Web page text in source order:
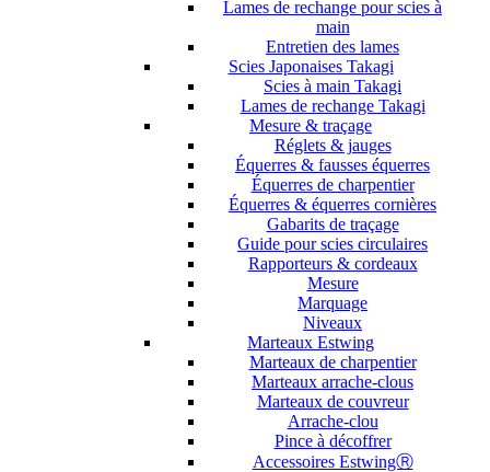
Lames de rechange pour scies à
main
Entretien des lames
Scies Japonaises Takagi
Scies à main Takagi
Lames de rechange Takagi
Mesure & traçage
Réglets & jauges
Équerres & fausses équerres
Équerres de charpentier
Équerres & équerres cornières
Gabarits de traçage
Guide pour scies circulaires
Rapporteurs & cordeaux
Mesure
Marquage
Niveaux
Marteaux Estwing
Marteaux de charpentier
Marteaux arrache-clous
Marteaux de couvreur
Arrache-clou
Pince à décoffrer
Accessoires EstwingⓇ